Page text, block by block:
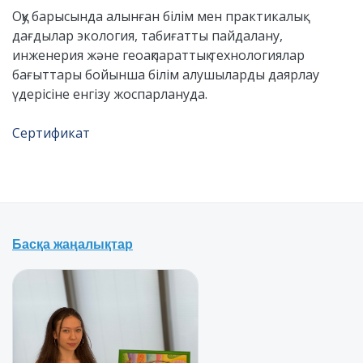
Оқу барысында алынған білім мен практикалық
дағдылар экология, табиғатты пайдалану,
инженерия және геоақпараттық технологиялар
бағыттары бойынша білім алушыларды даярлау
үдерісіне енгізу жоспарлануда.
Сертификат
Басқа жаңалықтар